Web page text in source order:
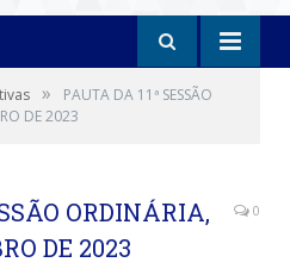
»
PAUTA DA 11ª SESSÃO
DE 2023
ORDINÁRIA,
DE 2023
0